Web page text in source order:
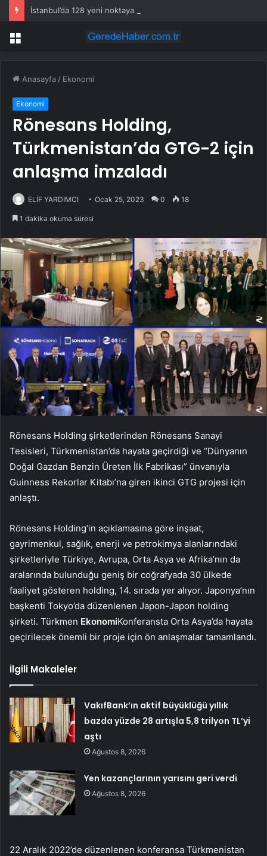
İstanbul’da 128 yeni noktaya daha EDS geliyor
Menü
Anasayfa / Ekonomi
Ekonomi
Rönesans Holding,
Türkmenistan’da GTG-2 için
anlaşma imzaladı
ELİF YARDIMCI Ocak 25, 2023 0 18
1 dakika okuma süresi
Rönesans Holding şirketlerinden Rönesans Sanayi
Tesisleri, Türkmenistan’da hayata geçirdiği ve “Dünyanın
Doğal Gazdan Benzin Üreten İlk Fabrikası” ünvanıyla
Guinness Rekorlar Kitabı’na giren ikinci GTG projesi için
anlaştı.
Rönesans Holding’in açıklamasına göre inşaat,
gayrimenkul, sağlık, enerji ve petrokimya alanlarındaki
şirketleriyle Türkiye, Avrupa, Orta Asya ve Afrika’nın da
aralarında bulunduğu geniş bir coğrafyada 30 ülkede
faaliyet gösteren holding, 14. sırada yer alıyor. Japonya’nın
başkenti Tokyo’da düzenlenen Japon-Japon holding
şirketi. Türkmen EkonomiKonferansta Orta Asya’da hayata
geçirilecek önemli bir proje için ön anlaşmalar tamamlandı.
İlgili Makaleler
VakıfBank’ın aktif büyüklüğü yıllık
bazda yüzde 28 artışla 5,8 trilyon TL’yi
aştı
Ağustos 8, 2026
Yen kazançlarının yarısını geri verdi
Ağustos 8, 2026
22 Aralık 2022’de düzenlenen konferansa Türkmenistan